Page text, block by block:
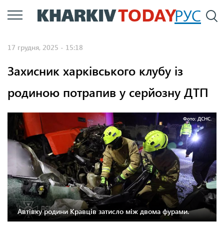
Перейти
до
РУС
17 грудня, 2025 - 15:18
Захисник харківського клубу із
родиною потрапив у серйозну ДТП
Фото: ДСНС.
Автівку родини Кравців затисло між двома фурами.